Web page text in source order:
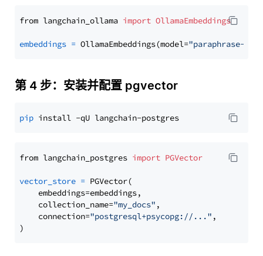
from langchain_ollama import OllamaEmbeddings
embeddings = OllamaEmbeddings(model="paraphrase-
第 4 步：安装并配置 pgvector
pip
from langchain_postgres import PGVector
vector_store = PGVector(
    embeddings=embeddings,
    collection_name=
"my_docs" ,
    connection=
"postgresql+psycopg://..." ,